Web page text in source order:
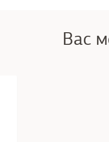
Вас